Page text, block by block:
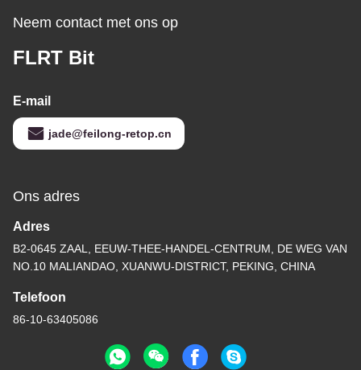
Neem contact met ons op
FLRT Bit
E-mail
jade@feilong-retop.cn
Ons adres
Adres
B2-0645 ZAAL, EEUW-THEE-HANDEL-CENTRUM, DE WEG VAN
NO.10 MALIANDAO, XUANWU-DISTRICT, PEKING, CHINA
Telefoon
86-10-63405086